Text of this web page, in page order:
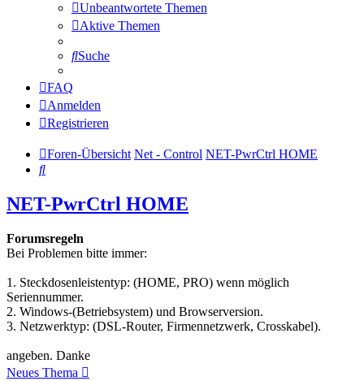
Unbeantwortete Themen
Aktive Themen
Suche
FAQ
Anmelden
Registrieren
Foren-Übersicht Net - Control NET-PwrCtrl HOME
Suche
NET-PwrCtrl HOME
Forumsregeln
Bei Problemen bitte immer:
1. Steckdosenleistentyp: (HOME, PRO) wenn möglich
Seriennummer.
2. Windows-(Betriebsystem) und Browserversion.
3. Netzwerktyp: (DSL-Router, Firmennetzwerk, Crosskabel).
angeben. Danke
Neues Thema